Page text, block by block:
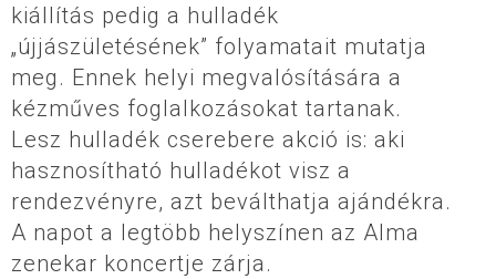
kiállítás pedig a hulladék
„újjászületésének” folyamatait mutatja
meg. Ennek helyi megvalósítására a
kézműves foglalkozásokat tartanak.
Lesz hulladék cserebere akció is: aki
hasznosítható hulladékot visz a
rendezvényre, azt beválthatja ajándékra.
A napot a legtöbb helyszínen az Alma
zenekar koncertje zárja.